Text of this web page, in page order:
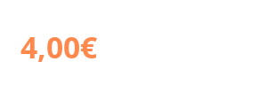
4,00€